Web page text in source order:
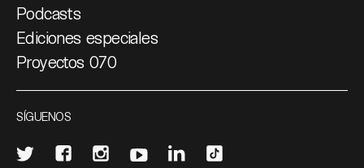
Podcasts
Ediciones especiales
Proyectos 070
SÍGUENOS